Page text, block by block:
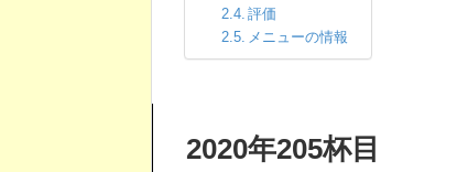
評価
メニューの情報
2020年205杯目